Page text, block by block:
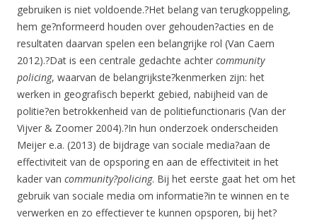
gebruiken is niet voldoende.?Het belang van terugkoppeling,
hem ge?nformeerd houden over gehouden?acties en de
resultaten daarvan spelen een belangrijke rol (Van Caem
2012).?Dat is een centrale gedachte achter community
policing, waarvan de belangrijkste?kenmerken zijn: het
werken in geografisch beperkt gebied, nabijheid van de
politie?en betrokkenheid van de politiefunctionaris (Van der
Vijver & Zoomer 2004).?In hun onderzoek onderscheiden
Meijer e.a. (2013) de bijdrage van sociale media?aan de
effectiviteit van de opsporing en aan de effectiviteit in het
kader van community?policing. Bij het eerste gaat het om het
gebruik van sociale media om informatie?in te winnen en te
verwerken en zo effectiever te kunnen opsporen, bij het?